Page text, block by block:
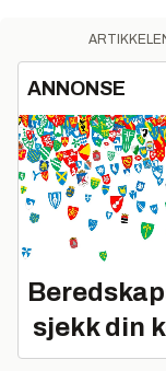
ANNONSE
sjekk din